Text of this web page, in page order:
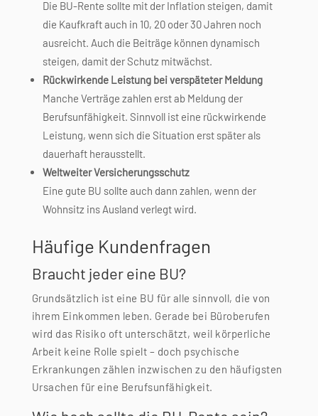
Die BU-Rente sollte mit der Inflation steigen, damit
die Kaufkraft auch in 10, 20 oder 30 Jahren noch
ausreicht. Auch die Beiträge können dynamisch
steigen, damit der Schutz mitwächst.
Rückwirkende Leistung bei verspäteter Meldung
Manche Verträge zahlen erst ab Meldung der
Berufsunfähigkeit. Sinnvoll ist eine rückwirkende
Leistung, wenn sich die Situation erst später als
dauerhaft herausstellt.
Weltweiter Versicherungsschutz
Eine gute BU sollte auch dann zahlen, wenn der
Wohnsitz ins Ausland verlegt wird.
Häufige Kundenfragen
Braucht jeder eine BU?
Grundsätzlich ist eine BU für alle sinnvoll, die von
ihrem Einkommen leben. Gerade bei Büroberufen
wird das Risiko oft unterschätzt, weil körperliche
Arbeit keine Rolle spielt – doch psychische
Erkrankungen zählen inzwischen zu den häufigsten
Ursachen für eine Berufsunfähigkeit.